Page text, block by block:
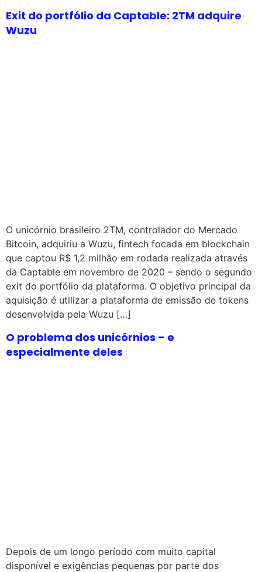
Exit do portfólio da Captable: 2TM adquire
Wuzu
O unicórnio brasileiro 2TM, controlador do Mercado
Bitcoin, adquiriu a Wuzu, fintech focada em blockchain
que captou R$ 1,2 milhão em rodada realizada através
da Captable em novembro de 2020 – sendo o segundo
exit do portfólio da plataforma. O objetivo principal da
aquisição é utilizar a plataforma de emissão de tokens
desenvolvida pela Wuzu […]
O problema dos unicórnios – e
especialmente deles
Depois de um longo período com muito capital
disponível e exigências pequenas por parte dos